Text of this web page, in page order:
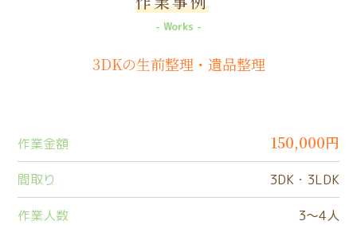
Works
3DKの生前整理・遺品整理
作業金額 150,000円
間取り 3DK・3LDK
作業人数 3〜4人